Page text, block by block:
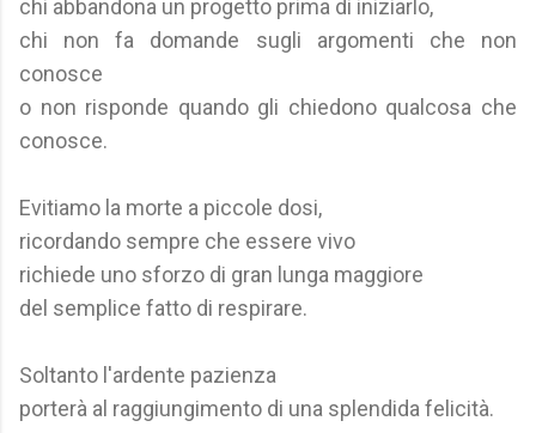
chi abbandona un progetto prima di iniziarlo,
chi non fa domande sugli argomenti che non
conosce
o non risponde quando gli chiedono qualcosa che
conosce.
Evitiamo la morte a piccole dosi,
ricordando sempre che essere vivo
richiede uno sforzo di gran lunga maggiore
del semplice fatto di respirare.
Soltanto l'ardente pazienza
porterà al raggiungimento di una splendida felicità.